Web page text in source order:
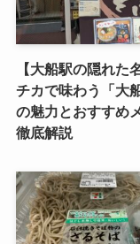
【大船駅の隠れた
チカで味わう「大
の魅力とおすすめ
徹底解説